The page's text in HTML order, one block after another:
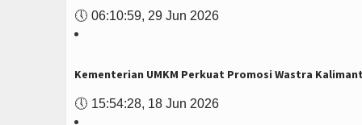
🕔 06:10:59, 29 Jun 2026
Kementerian UMKM Perkuat Promosi Wastra
🕔 15:54:28, 18 Jun 2026